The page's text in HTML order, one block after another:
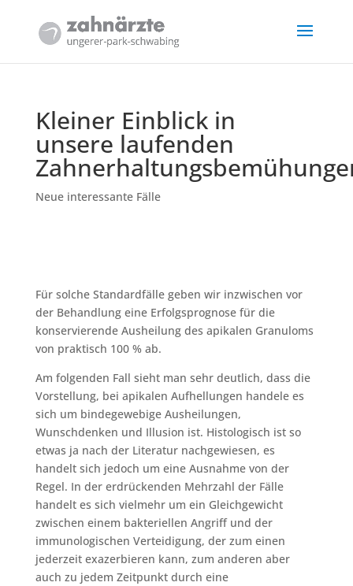
Kleiner Einblick in
unsere laufenden
Neue interessante Fälle
Für solche Standardfälle geben wir inzwischen vor
der Behandlung eine Erfolgsprognose für die
konservierende Ausheilung des apikalen Granuloms
von praktisch 100 % ab.
Am folgenden Fall sieht man sehr deutlich, dass die
Vorstellung, bei apikalen Aufhellungen handele es
sich um bindegewebige Ausheilungen,
Wunschdenken und Illusion ist. Histologisch ist so
etwas ja nach der Literatur nachgewiesen, es
handelt sich jedoch um eine Ausnahme von der
Regel. In der erdrückenden Mehrzahl der Fälle
handelt es sich vielmehr um ein Gleichgewicht
zwischen einem bakteriellen Angriff und der
immunologischen Verteidigung, der zum einen
jederzeit exazerbieren kann, zum anderen aber
auch zu jedem Zeitpunkt durch eine